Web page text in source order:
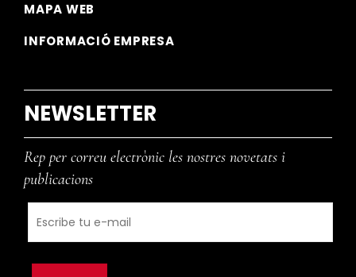
MAPA WEB
INFORMACIÓ EMPRESA
NEWSLETTER
Rep per correu electrònic les nostres novetats i
publicacions